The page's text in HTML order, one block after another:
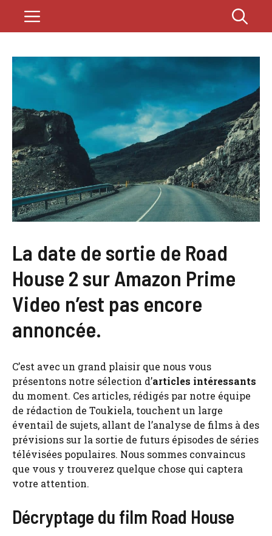
contenu
Menu
La date de sortie de Road
House 2 sur Amazon Prime
Video n’est pas encore
annoncée.
C’est avec un grand plaisir que nous vous
présentons notre sélection d’articles intéressants
du moment. Ces articles, rédigés par notre équipe
de rédaction de Toukiela, touchent un large
éventail de sujets, allant de l’analyse de films à des
prévisions sur la sortie de futurs épisodes de séries
télévisées populaires. Nous sommes convaincus
que vous y trouverez quelque chose qui captera
votre attention.
Décryptage du film Road House